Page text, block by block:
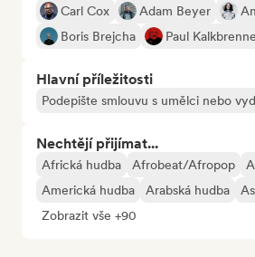
Carl Cox
Adam Beyer
Boris Brejcha
Paul
Hlavní příležitosti
Podepište smlouvu s umělci nebo
Nechtějí přijímat...
Africká hudba Afrobeat/Afropop
Americká hudba
Arabská hudba
Zobrazit vše +90